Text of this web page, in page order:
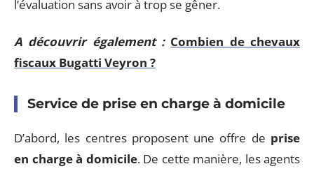
l’évaluation sans avoir à trop se gêner.
A découvrir également : Combien de chevaux
fiscaux Bugatti Veyron ?
Service de prise en charge à domicile
D’abord, les centres proposent une offre de prise
en charge à domicile. De cette manière, les agents